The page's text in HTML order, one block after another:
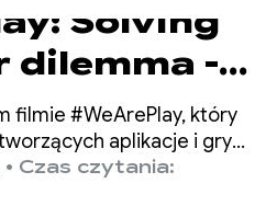
Solving
dilemma -
KITCHEN
13 million
filmie #WeArePlay, który
aplikacje i gry
Chiharu,
KITCHEN.
• Czas czytania: